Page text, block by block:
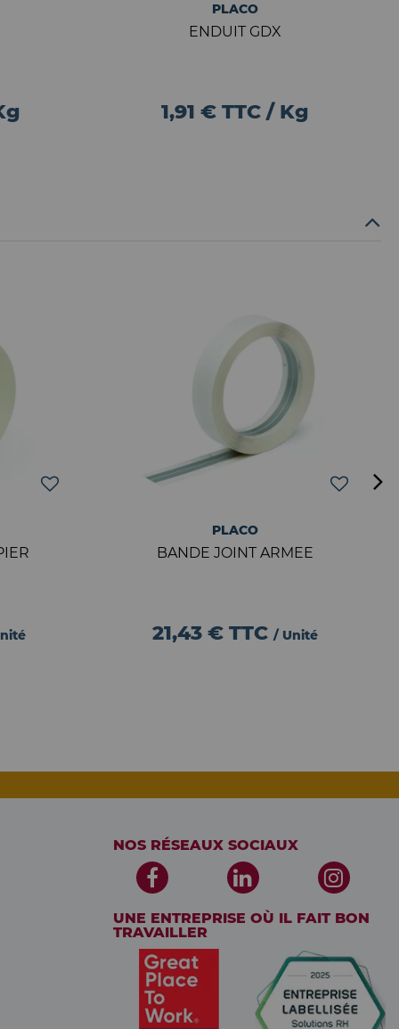
PLACO
ENDUIT GDX
1,91 € TTC / Kg
PLACO
BANDE JOINT ARMEE
21,43 € TTC / Unité
NOS RÉSEAUX SOCIAUX
UNE ENTREPRISE OÙ IL FAIT BON
TRAVAILLER